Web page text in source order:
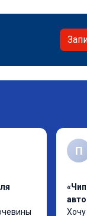
П
Хочу